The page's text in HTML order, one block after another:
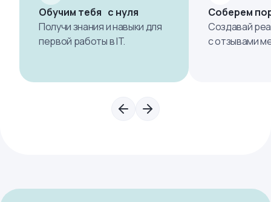
Обучим тебя с нуля
Получи знания и навыки для
первой работы в IT.
Соберем
Создавай
с отзывами